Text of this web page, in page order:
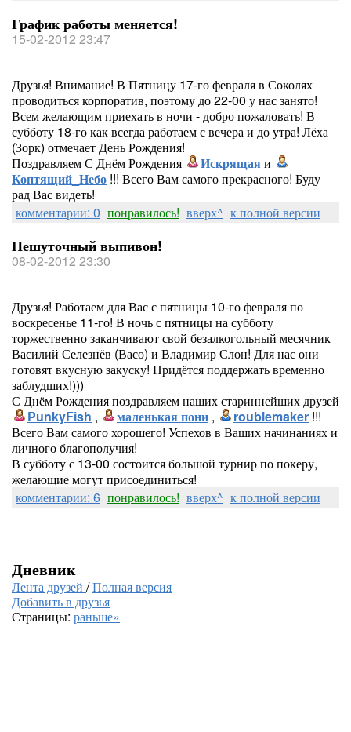
График работы меняется!
15-02-2012 23:47
Друзья! Внимание! В Пятницу 17-го февраля в Соколях
проводиться корпоратив, поэтому до 22-00 у нас занято!
Всем желающим приехать в ночи - добро пожаловать! В
субботу 18-го как всегда работаем с вечера и до утра! Лёха
(Зорк) отмечает День Рождения!
Поздравляем С Днём Рождения
Искрящаяи
Коптящий_Небо !!! Всего Вам самого прекрасного! Буду
рад Вас видеть!
комментарии: 0 понравилось! вверх^ к полной версии
Нешуточный выпивон!
08-02-2012 23:30
Друзья! Работаем для Вас с пятницы 10-го февраля по
воскресенье 11-го! В ночь с пятницы на субботу
торжественно заканчивают свой безалкогольный месячник
Василий Селезнёв (Васо) и Владимир Слон! Для нас они
готовят вкусную закуску! Придётся поддержать временно
заблудших!)))
С Днём Рождения поздравляем наших стариннейших друзей
PunkyFish , маленькая пони , roublemaker !!!
Всего Вам самого хорошего! Успехов в Ваших начинаниях и
личного благополучия!
В субботу с 13-00 состоится большой турнир по покеру,
желающие могут присоединиться!
комментарии: 6 понравилось! вверх^ к полной версии
Дневник
Лента друзей /Полная версия
Добавить в друзья
Страницы: раньше»